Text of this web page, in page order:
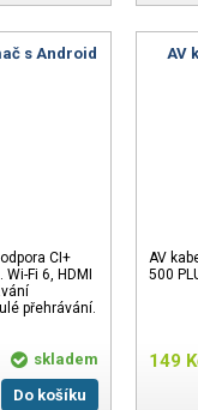
s Android
CI+
Fi 6, HDMI
přehrávání.
skladem
Do košíku
AV
AV
500
149